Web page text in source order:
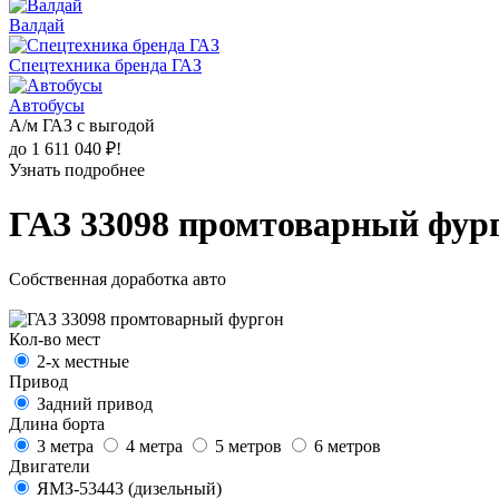
Валдай
Спецтехника бренда ГАЗ
Автобусы
А/м ГАЗ с выгодой
до 1 611 040 ₽!
Узнать подробнее
ГАЗ 33098 промтоварный
Собственная доработка авто
Кол-во мест
2-х местные
Привод
Задний привод
Длина борта
3 метра
4 метра 5 метров
6 метров
Двигатели
ЯМЗ-53443 (дизельный)